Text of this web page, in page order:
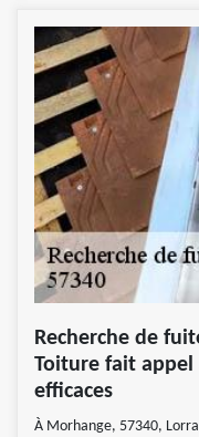
Recherche de
Toiture fait appel
efficaces
À Morhange, 57340,